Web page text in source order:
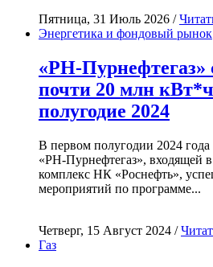
Пятница, 31 Июль 2026 /
Энергетика и фондовый рынок
«РН-Пурнефтегаз»
почти 20 млн кВт*ч
полугодие 2024
В первом полугодии 2024
«РН-Пурнефтегаз», входящей
комплекс НК «Роснефть»,
мероприятий по программе...
Четверг, 15 Август 2024 /
Газ